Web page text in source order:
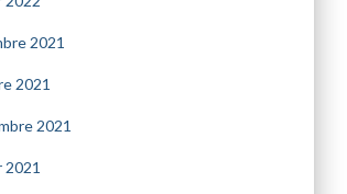
2021
2021
2021
2021